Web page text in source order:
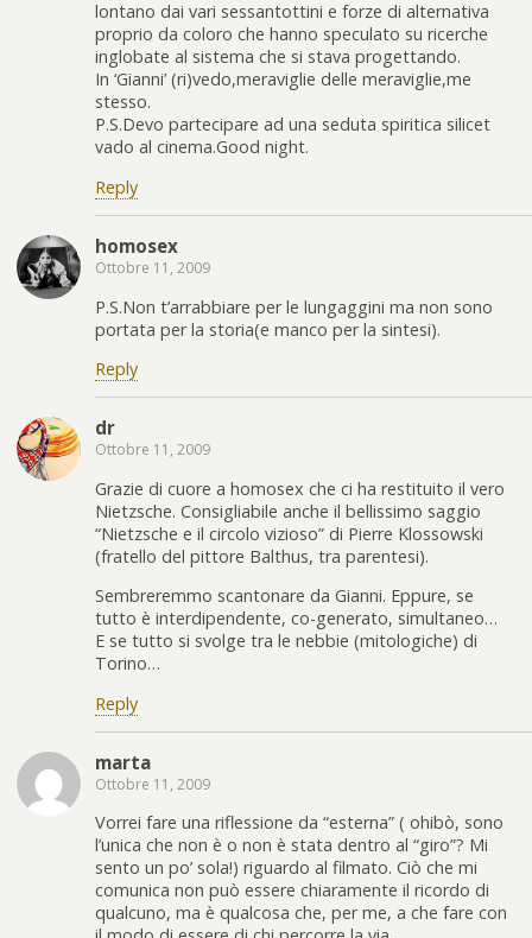
lontano dai vari sessantottini e forze di alternativa
proprio da coloro che hanno speculato su ricerche
inglobate al sistema che si stava progettando.
In ‘Gianni’ (ri)vedo,meraviglie delle meraviglie,me
stesso.
P.S.Devo partecipare ad una seduta spiritica silicet
vado al cinema.Good night.
Reply
homosex
Ottobre 11, 2009
P.S.Non t’arrabbiare per le lungaggini ma non sono
portata per la storia(e manco per la sintesi).
Reply
dr
Ottobre 11, 2009
Grazie di cuore a homosex che ci ha restituito il vero
Nietzsche. Consigliabile anche il bellissimo saggio
“Nietzsche e il circolo vizioso” di Pierre Klossowski
(fratello del pittore Balthus, tra parentesi).
Sembreremmo scantonare da Gianni. Eppure, se
tutto è interdipendente, co-generato, simultaneo…
E se tutto si svolge tra le nebbie (mitologiche) di
Torino…
Reply
marta
Ottobre 11, 2009
Vorrei fare una riflessione da “esterna” ( ohibò, sono
l’unica che non è o non è stata dentro al “giro”? Mi
sento un po’ sola!) riguardo al filmato. Ciò che mi
comunica non può essere chiaramente il ricordo di
qualcuno, ma è qualcosa che, per me, a che fare con